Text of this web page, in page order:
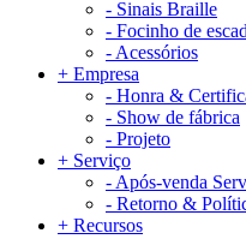
- Sinais Braille
- Focinho de
- Acessórios
+ Empresa
- Honra &
- Show de fábrica
- Projeto
+ Serviço
- Após-venda
- Retorno &
+ Recursos